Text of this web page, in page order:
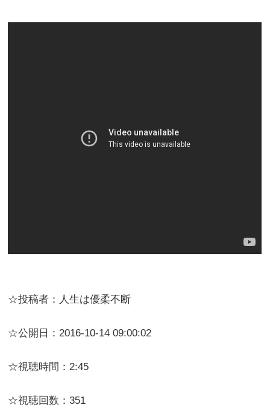
☆投稿者：人生は優柔不断
☆公開日：2016-10-14 09:00:02
☆視聴時間：2:45
☆視聴回数：351